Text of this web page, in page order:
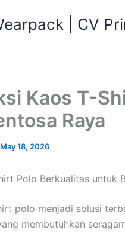
| CV
Kaos T-
Raya
May 18, 2026
Polo Berkualitas untuk
polo menjadi solusi
membutuhkan